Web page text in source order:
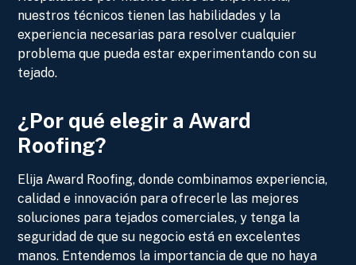
nuestros técnicos tienen las habilidades y la
experiencia necesarias para resolver cualquier
problema que pueda estar experimentando con su
tejado.
¿Por qué elegir a Award
Roofing?
Elija Award Roofing, donde combinamos experiencia,
calidad e innovación para ofrecerle las mejores
soluciones para tejados comerciales, y tenga la
seguridad de que su negocio está en excelentes
manos. Entendemos la importancia de que no haya